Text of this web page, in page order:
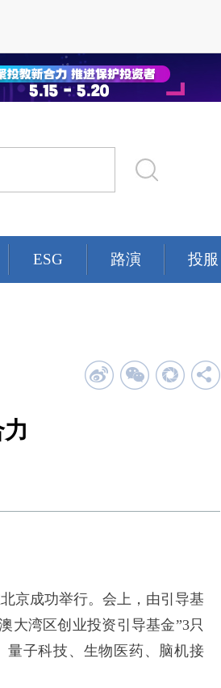
ESG 路演 投服
京成功举行。会上，由引导基
大湾区创业投资引导基金”3只
量子科技、生物医药、脑机接